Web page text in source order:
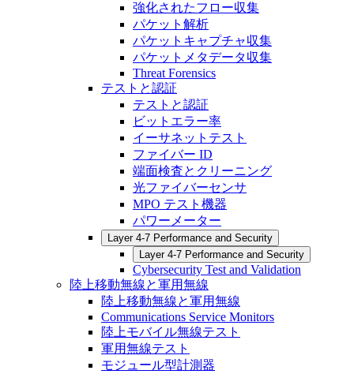
強化されたフロー収集
パケット解析
パケットキャプチャ収集
パケットメタデータ収集
Threat Forensics
テストと認証
テストと認証
ビットエラー率
イーサネットテスト
ファイバー ID
端面検査とクリーニング
光ファイバーセンサ
MPO テスト機器
パワーメーター
Layer 4-7 Performance and Security
Layer 4-7 Performance and Security
Cybersecurity Test and Validation
陸上移動無線と軍用無線
陸上移動無線と軍用無線
Communications Service Monitors
陸上モバイル無線テスト
軍用無線テスト
モジュール型計測器